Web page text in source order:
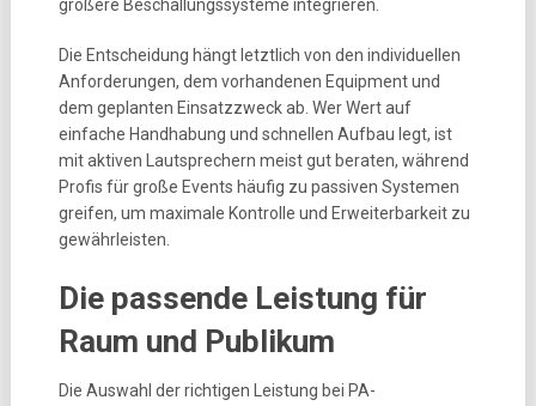
größere Beschallungssysteme integrieren.
Die Entscheidung hängt letztlich von den individuellen
Anforderungen, dem vorhandenen Equipment und
dem geplanten Einsatzzweck ab. Wer Wert auf
einfache Handhabung und schnellen Aufbau legt, ist
mit aktiven Lautsprechern meist gut beraten, während
Profis für große Events häufig zu passiven Systemen
greifen, um maximale Kontrolle und Erweiterbarkeit zu
gewährleisten.
Die passende Leistung für
Raum und Publikum
Die Auswahl der richtigen Leistung bei PA-